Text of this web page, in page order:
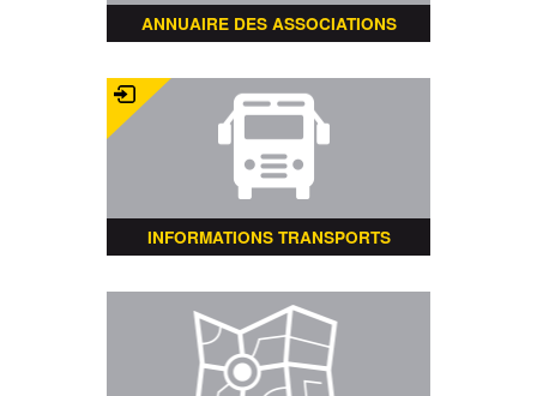
ANNUAIRE DES ASSOCIATIONS
INFORMATIONS TRANSPORTS